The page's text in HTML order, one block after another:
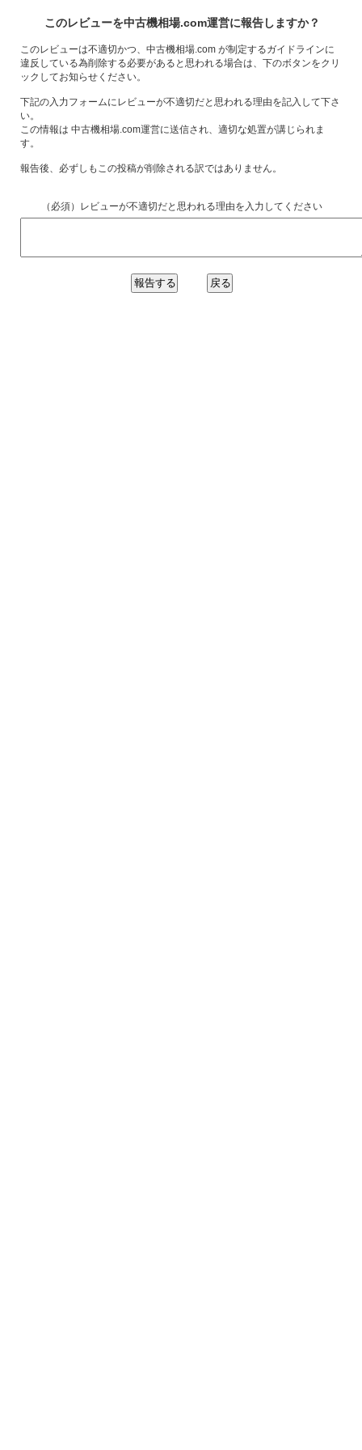
このレビューを中古機相場.com運営に報告しますか？
このレビューは不適切かつ、中古機相場.com が制定するガイドラインに
違反している為削除する必要があると思われる場合は、下のボタンをクリ
ックしてお知らせください。
下記の入力フォームにレビューが不適切だと思われる理由を記入して下さ
い。
この情報は 中古機相場.com運営に送信され、適切な処置が講じられま
す。
報告後、必ずしもこの投稿が削除される訳ではありません。
（必須）レビューが不適切だと思われる理由を入力してください